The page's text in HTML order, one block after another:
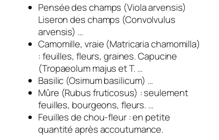
Pensée des champs (Viola arvensis)
Liseron des champs (Convolvulus
arvensis) …
Camomille, vraie (Matricaria chamomilla)
: feuilles, fleurs, graines. Capucine
(Tropaeolum majus et T. …
Basilic (Osimum basilicum) …
Mûre (Rubus fruticosus) : seulement
feuilles, bourgeons, fleurs. …
Feuilles de chou-fleur : en petite
quantité après accoutumance.